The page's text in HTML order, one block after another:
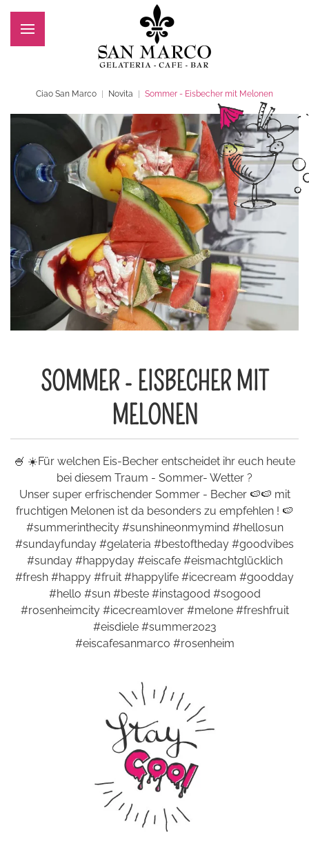
Zum Hauptinhalt springen
Ciao San Marco Novita Sommer - Eisbecher mit Melonen
SOMMER - EISBECHER MIT
MELONEN
🍧 ☀️Für welchen Eis-Becher entscheidet ihr euch heute
bei diesem Traum - Sommer- Wetter ?
Unser super erfrischender Sommer - Becher 🍉🍉 mit
fruchtigen Melonen ist da besonders zu empfehlen ! 🍉
#summerinthecity #sunshineonmymind #hellosun
#sundayfunday #gelateria #bestoftheday #goodvibes
#sunday #happyday #eiscafe #eismachtglücklich
#fresh #happy #fruit #happylife #icecream #goodday
#hello #sun #beste #instagood #sogood
#rosenheimcity #icecreamlover #melone #freshfruit
#eisdiele #summer2023
#eiscafesanmarco #rosenheim